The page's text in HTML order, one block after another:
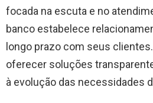
focada na escuta e no
banco estabelece
longo prazo com seus
oferecer soluções
à evolução das necessidades